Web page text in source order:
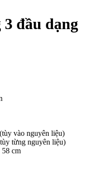
đầu dạng
vào nguyên liệu)
từng nguyên liệu)
cm